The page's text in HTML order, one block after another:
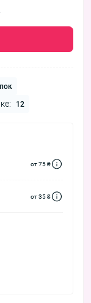
12
от 75 ₴
от 35 ₴